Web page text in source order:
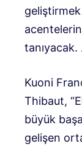
tanıyacak.
Kuoni
Thibaut,
büyük
gelişen